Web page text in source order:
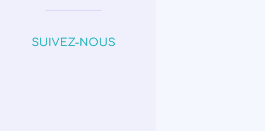
SUIVEZ-NOUS